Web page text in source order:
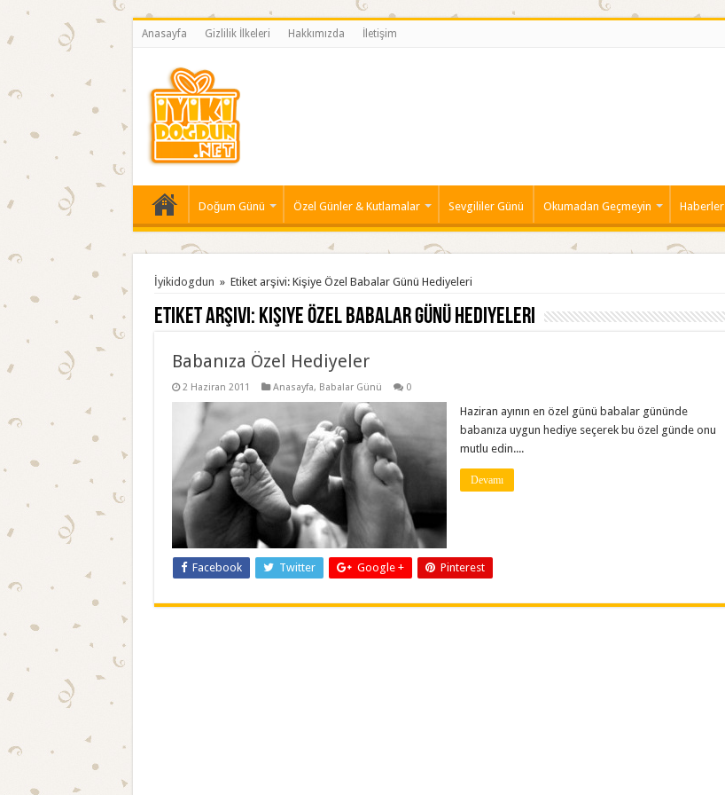
Anasayfa Gizlilik İlkeleri Hakkımızda İletişim
Doğum Günü Özel Günler & Kutlamalar Sevgililer Günü Okumadan Geçmeyin Haberler
İyikidogdun » Etiket arşivi: Kişiye Özel Babalar Günü Hediyeleri
Etiket arşivi: Kişiye Özel Babalar Günü Hediyeleri
Babanıza Özel Hediyeler
2 Haziran 2011 Anasayfa, Babalar Günü 0
Haziran ayının en özel günü babalar gününde
babanıza uygun hediye seçerek bu özel günde onu
mutlu edin....
Devamı
Facebook Twitter Google + Pinterest